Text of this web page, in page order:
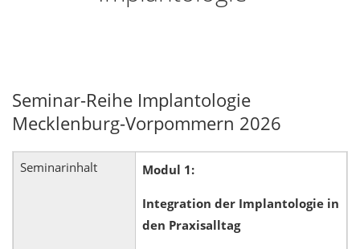
Seminar-Reihe Implantologie
Mecklenburg-Vorpommern 2026
Seminarinhalt Modul 1:
Integration der Implantologie in
den Praxisalltag